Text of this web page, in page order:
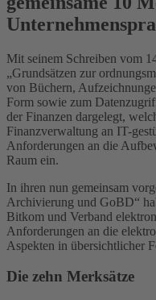
Mit seinem Schreiben vom
„Grundsätzen zur
von Büchern,
Form sowie zum
der Finanzen dargelegt,
Finanzverwaltung an IT-
Anforderungen an die
Raum ein.
In ihren nun gemeinsam
Archivierung und GoBD“
Bitkom und Verband
Anforderungen an die
Aspekten in übersichtlicher
Die zehn Merksätze